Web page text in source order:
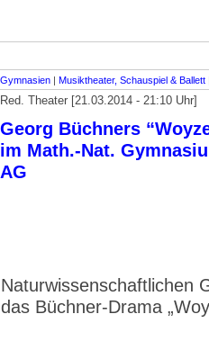
Gymnasien | Musiktheater, Schauspiel & Ballett
Red. Theater [21.03.2014 - 21:10 Uhr]
Georg Büchners
im Math.-Nat.
AG
Naturwissenschaft­lichen
das Büchner-Drama